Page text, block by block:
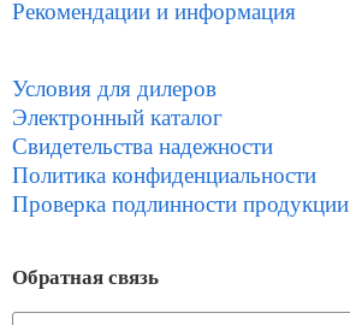
Рекомендации и информация
Условия для дилеров
Электронный каталог
Свидетельства надежности
Политика конфиденциальности
Проверка подлинности продукции
Обратная связь